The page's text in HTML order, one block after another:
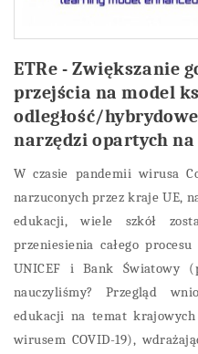
ETRe - Zwiększanie
przejścia na model
odległość/
narzędzi opartych
W czasie pandemii wirusa
narzuconych przez kraje UE,
edukacji, wiele szkół
przeniesienia całego
UNICEF i Bank Światowy
nauczyliśmy? Przegląd
edukacji na temat
wirusem COVID-19),